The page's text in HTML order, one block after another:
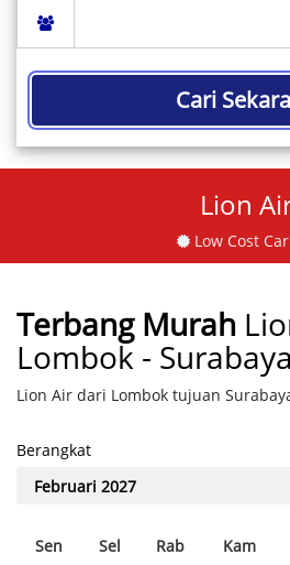
Cari
Lion
Low Cost
Terbang Murah
Lombok - Surabaya
Lion Air dari Lombok tujuan
Berangkat
Sen Sel Rab Kam